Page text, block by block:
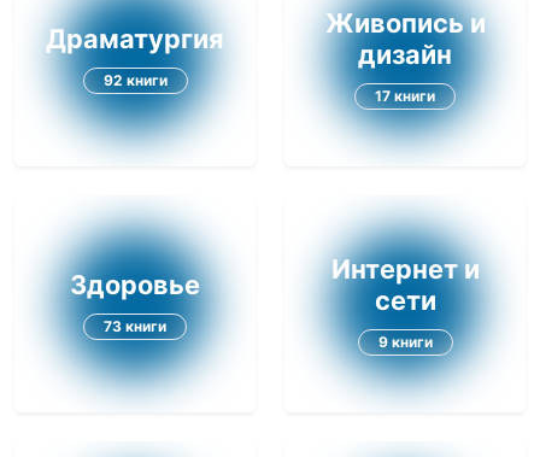
Драматургия
92 книги
Живопись и
дизайн
17 книги
Здоровье
73 книги
Интернет и
сети
9 книги